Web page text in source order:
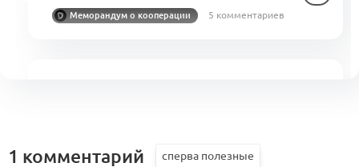
Меморандум о кооперации 5 комментариев
1 комментарий